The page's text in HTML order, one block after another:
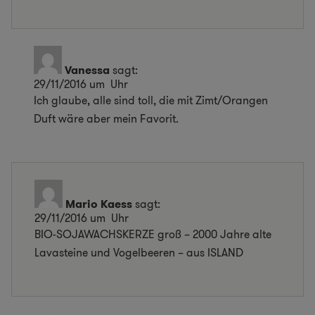
Vanessa sagt:
29/11/2016 um Uhr
Ich glaube, alle sind toll, die mit Zimt/Orangen
Duft wäre aber mein Favorit.
Mario Kaesssagt:
29/11/2016 um Uhr
BIO-SOJAWACHSKERZE groß – 2000 Jahre alte
Lavasteine und Vogelbeeren – aus ISLAND